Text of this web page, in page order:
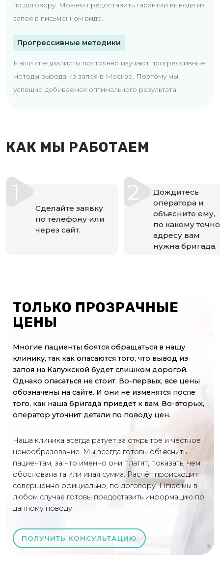
по договору. Можем предоставить гарантии вывода из
запоя в письменном виде.
Прогрессивные методики
Наши специалисты постоянно изучают прогрессивные
методы вывода из запоя в Москве. Поэтому мы
успешно добиваемся оптимального результата.
КАК МЫ РАБОТАЕМ
1
Сделайте заявку
по телефону или
через сайт.
2
Дождитесь
оператора и
объясните ему,
по какому точно
адресу вам
нужна бригада.
ТОЛЬКО ПРОЗРАЧНЫЕ
ЦЕНЫ
Многие пациенты боятся обращаться в нашу
клинику, так как опасаются того, что вывод из
запоя на Калужской будет слишком дорогой.
Однако опасаться не стоит. Во-первых, все цены
обозначены на сайте. И они не изменятся после
того, как наша бригада приедет к вам. Во-вторых,
оператор уточнит детали по поводу цен.
Наша клиника всегда ратует за открытое и честное
ценообразование. Мы всегда готовы объяснить
пациентам, за что именно они платят, показать, чем
обоснована та или иная сумма. Расчёт происходит
совершенно официально, по договору. Плюс мы в
любом случае готовы предоставить информацию по
данному поводу.
ПОЛУЧИТЬ КОНСУЛЬТАЦИЮ